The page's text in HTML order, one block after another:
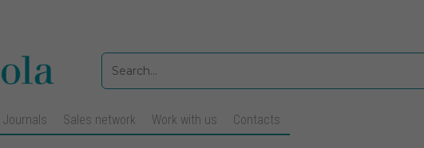
Journals Sales network Work with us Contacts